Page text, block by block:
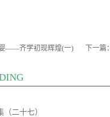
——齐学初现辉煌(一) 下一篇
二十七）